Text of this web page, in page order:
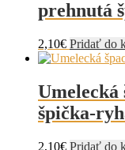
prehnutá
2,10€ Pridať do
Umelecká
špička-
2,10€ Pridať do